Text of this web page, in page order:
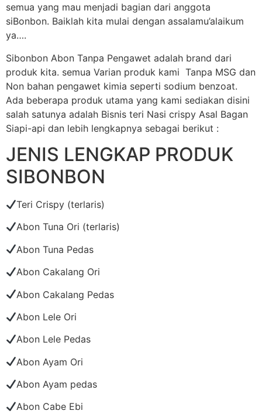
semua yang mau menjadi bagian dari anggota
siBonbon. Baiklah kita mulai dengan assalamu’alaikum
ya….
Sibonbon Abon Tanpa Pengawet adalah brand dari
produk kita. semua Varian produk kami Tanpa MSG dan
Non bahan pengawet kimia seperti sodium benzoat.
Ada beberapa produk utama yang kami sediakan disini
salah satunya adalah Bisnis teri Nasi crispy Asal Bagan
Siapi-api dan lebih lengkapnya sebagai berikut :
JENIS LENGKAP PRODUK
SIBONBON
Teri Crispy (terlaris)
Abon Tuna Ori (terlaris)
Abon Tuna Pedas
Abon Cakalang Ori
Abon Cakalang Pedas
Abon Lele Ori
Abon Lele Pedas
Abon Ayam Ori
Abon Ayam pedas
Abon Cabe Ebi